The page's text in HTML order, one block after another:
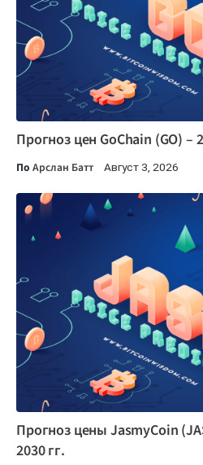
Прогноз цен GoChain (GO) –
По Арслан Батт Август 3, 2026
Прогноз цены JasmyCoin
2030 гг.